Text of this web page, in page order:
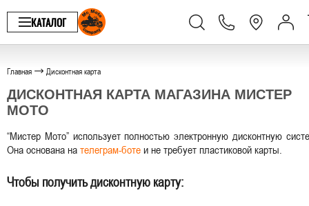
КАТАЛОГ
Главная Дисконтная карта
ДИСКОНТНАЯ КАРТА МАГАЗИНА МИСТЕР
МОТО
“Мистер Мото” использует полностью электронную дисконтную
Она основана на телеграм-боте и не требует пластиковой карты.
Чтобы получить дисконтную карту: